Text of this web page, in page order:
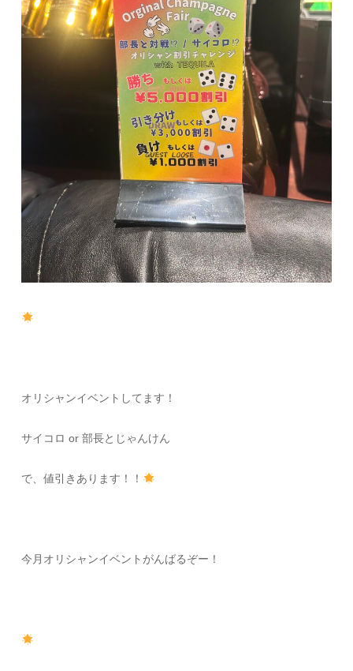
オリシャンイベントしてます！
サイコロ or 部長とじゃんけん
で、値引きあります！！
今月オリシャンイベントがんばるぞー！